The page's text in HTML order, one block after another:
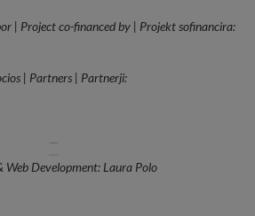
| Project co-financed by | Projekt sofinancira:
| Partners | Partnerji:
—
Web Development: Laura Polo